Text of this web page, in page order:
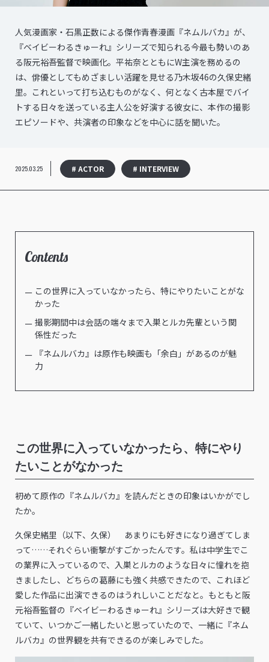
人気漫画家・石黒正数による傑作青春漫画『ネムルバカ』が、
『ベイビーわるきゅーれ』シリーズで知られる今最も勢いのあ
る阪元裕吾監督で映画化。平祐奈とともにW主演を務めるの
は、俳優としてもめざましい活躍を見せる乃木坂46の久保史緒
里。これといって打ち込むものがなく、何となく古本屋でバイ
トする日々を送っている主人公を好演する彼女に、本作の撮影
エピソードや、共演者の印象などを中心に話を聞いた。
2025.03.25 # ACTOR # INTERVIEW
Contents
この世界に入っていなかったら、特にやりたいことがな
かった
撮影期間中は会話の端々まで入巣とルカ先輩という関
係性だった
『ネムルバカ』は原作も映画も「余白」があるのが魅
力
この世界に入っていなかったら、特にやり
たいことがなかった
――初めて原作の『ネムルバカ』を読んだときの印象はいかがでし
たか。
久保史緒里（以下、久保） あまりにも好きになり過ぎてしま
って……それぐらい衝撃がすごかったんです。私は中学生でこ
の業界に入っているので、入巣とルカのような日々に憧れを抱
きましたし、どちらの葛藤にも強く共感できたので、これほど
愛した作品に出演できるのはうれしいことだなと。もともと阪
元裕吾監督の『ベイビーわるきゅーれ』シリーズは大好きで観
ていて、いつかご一緒したいと思っていたので、一緒に『ネム
ルバカ』の世界観を共有できるのが楽しみでした。